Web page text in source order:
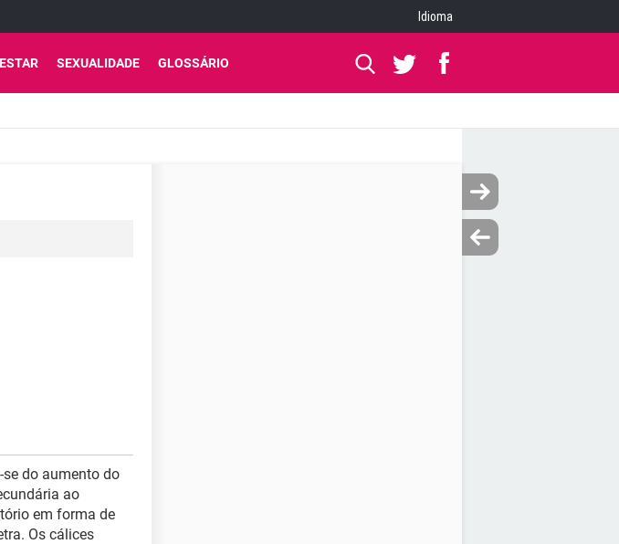
Idioma
SEXUALIDADE GLOSSÁRIO
do aumento do
ao
em forma de
Os cálices